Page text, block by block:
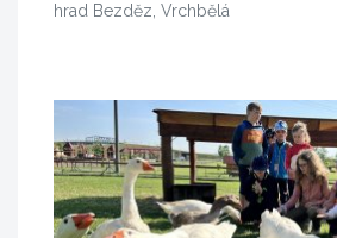
hrad Bezděz, Vrchbělá